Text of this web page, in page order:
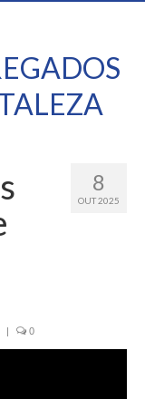
8
OUT 2025
| 0